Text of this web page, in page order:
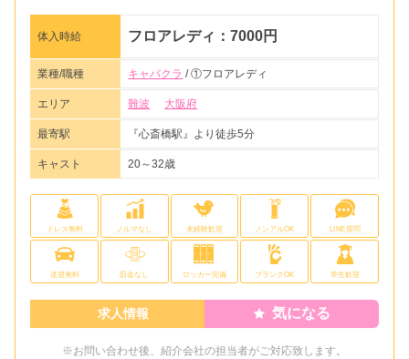
体入時給 フロアレディ：7000円
業種/職種 キャバクラ / ①フロアレディ
エリア 難波 大阪府
最寄駅 『心斎橋駅』より徒歩5分
キャスト 20～32歳
ドレス無料 ノルマなし 未経験歓迎 ノンアルOK LINE質問
送迎無料 罰金なし ロッカー完備 ブランクOK 学生歓迎
求人情報 気になる
※お問い合わせ後、紹介会社の担当者がご対応致します。